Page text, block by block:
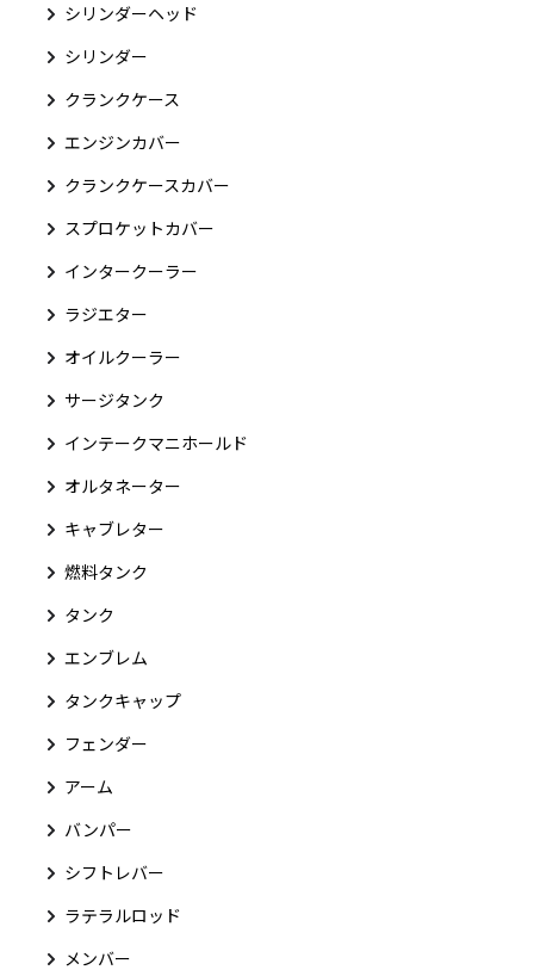
シリンダーヘッド
シリンダー
クランクケース
エンジンカバー
クランクケースカバー
スプロケットカバー
インタークーラー
ラジエター
オイルクーラー
サージタンク
インテークマニホールド
オルタネーター
キャブレター
燃料タンク
タンク
エンブレム
タンクキャップ
フェンダー
アーム
バンパー
シフトレバー
ラテラルロッド
メンバー